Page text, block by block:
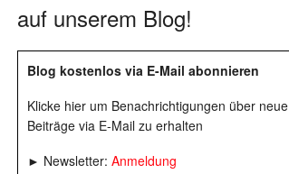
auf unserem Blog!
Blog kostenlos via E-Mail abonnieren
Klicke hier um Benachrichtigungen über neue
Beiträge via E-Mail zu erhalten
► Newsletter: Anmeldung